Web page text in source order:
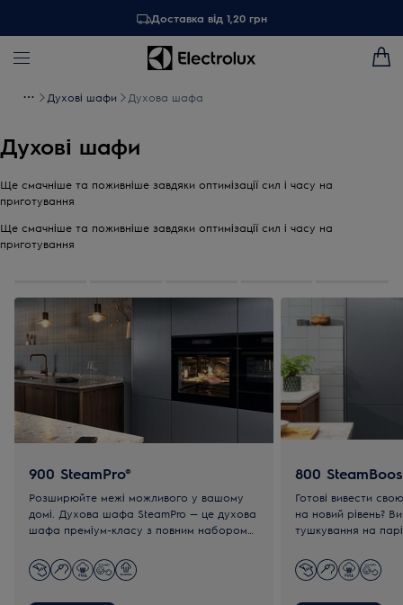
Доставка від 1,20 грн
Духові шафи Духова шафа
Духові шафи
Ще смачніше та поживніше завдяки оптимізації сил і часу на
приготування
Ще смачніше та поживніше завдяки оптимізації сил і часу на
приготування
900 SteamPro®
Розширюйте межі можливого у вашому
домі. Духова шафа SteamPro — це духова
шафа преміум-класу з повним набором
функцією Sous-Vide.
800
Готові вивести
на новий рівень?
тушкування на
ресторанах.